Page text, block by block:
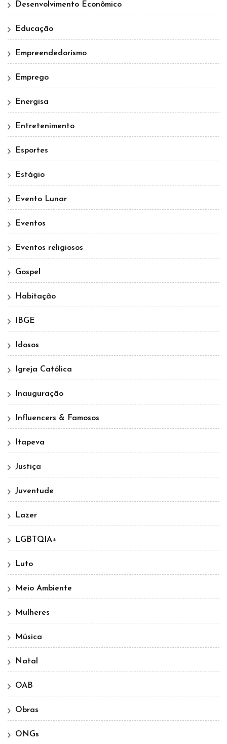
Desenvolvimento Econômico
Educação
Empreendedorismo
Emprego
Energisa
Entretenimento
Esportes
Estágio
Evento Lunar
Eventos
Eventos religiosos
Gospel
Habitação
IBGE
Idosos
Igreja Católica
Inauguração
Influencers & Famosos
Itapeva
Justiça
Juventude
Lazer
LGBTQIA+
Luto
Meio Ambiente
Mulheres
Música
Natal
OAB
Obras
ONGs